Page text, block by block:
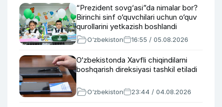
“Prezident sovg‘asi”da nimalar bor?
Birinchi sinf o‘quvchilari uchun o‘quv
qurollarini yetkazish boshlandi
O‘zbekiston 16:55 / 05.08.2026
O‘zbekistonda Xavfli chiqindilarni
boshqarish direksiyasi tashkil etiladi
O‘zbekiston 23:44 / 04.08.2026